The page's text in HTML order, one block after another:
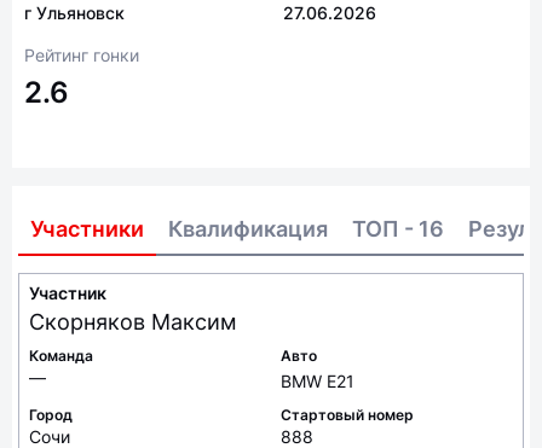
г Ульяновск
27.06.2026
Рейтинг гонки
2.6
Участники Квалификация ТОП - 16
Участник
Скорняков Максим
Команда
—
Авто
BMW E21
Город
Сочи
Стартовый номер
888